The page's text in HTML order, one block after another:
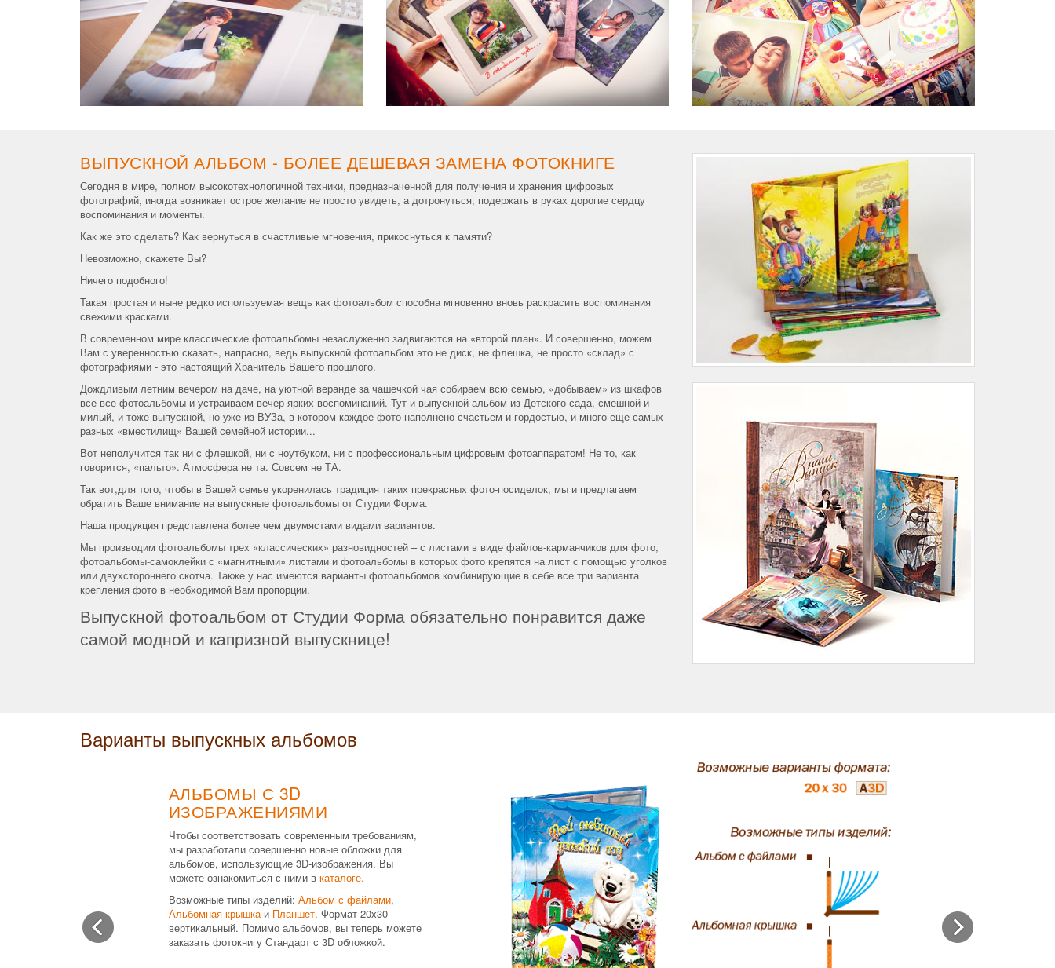
ВЫПУСКНОЙ АЛЬБОМ - БОЛЕЕ ДЕШЕВАЯ ЗАМЕНА ФОТОКНИГЕ
Сегодня в мире, полном высокотехнологичной техники, предназначенной для получения и хранения цифровых
фотографий, иногда возникает острое желание не просто увидеть, а дотронуться, подержать в руках дорогие сердцу
воспоминания и моменты.
Как же это сделать? Как вернуться в счастливые мгновения, прикоснуться к памяти?
Невозможно, скажете Вы?
Ничего подобного!
Такая простая и ныне редко используемая вещь как фотоальбом способна мгновенно вновь раскрасить воспоминания
свежими красками.
В современном мире классические фотоальбомы незаслуженно задвигаются на «второй план». И совершенно, можем
Вам с уверенностью сказать, напрасно, ведь выпускной фотоальбом это не диск, не флешка, не просто «склад» с
фотографиями - это настоящий Хранитель Вашего прошлого.
Дождливым летним вечером на даче, на уютной веранде за чашечкой чая собираем всю семью, «добываем» из шкафов
все-все фотоальбомы и устраиваем вечер ярких воспоминаний. Тут и выпускной альбом из Детского сада, смешной и
милый, и тоже выпускной, но уже из ВУЗа, в котором каждое фото наполнено счастьем и гордостью, и много еще самых
разных «вместилищ» Вашей семейной истории...
Вот неполучится так ни с флешкой, ни с ноутбуком, ни с профессиональным цифровым фотоаппаратом! Не то, как
говорится, «пальто». Атмосфера не та. Совсем не ТА.
Так вот,для того, чтобы в Вашей семье укоренилась традиция таких прекрасных фото-посиделок, мы и предлагаем
обратить Ваше внимание на выпускные фотоальбомы от Студии Форма.
Наша продукция представлена более чем двумястами видами вариантов.
Мы производим фотоальбомы трех «классических» разновидностей – с листами в виде файлов-карманчиков для фото,
фотоальбомы-самоклейки с «магнитными» листами и фотоальбомы в которых фото крепятся на лист с помощью уголков
или двухстороннего скотча. Также у нас имеются варианты фотоальбомов комбинирующие в себе все три варианта
крепления фото в необходимой Вам пропорции.
Выпускной фотоальбом от Студии Форма обязательно понравится даже
самой модной и капризной выпускнице!
Варианты выпускных альбомов
АЛЬБОМЫ С 3D
ИЗОБРАЖЕНИЯМИ
Чтобы соответствовать современным требованиям,
мы разработали совершенно новые обложки для
альбомов, использующие 3D-изображения. Вы
можете ознакомиться с ними в каталоге.
Возможные типы изделий: Альбом с файлами,
Альбомная крышкаи Планшет. Формат 20х30
вертикальный. Помимо альбомов, вы теперь можете
заказать фотокнигу Стандарт с 3D обложкой.